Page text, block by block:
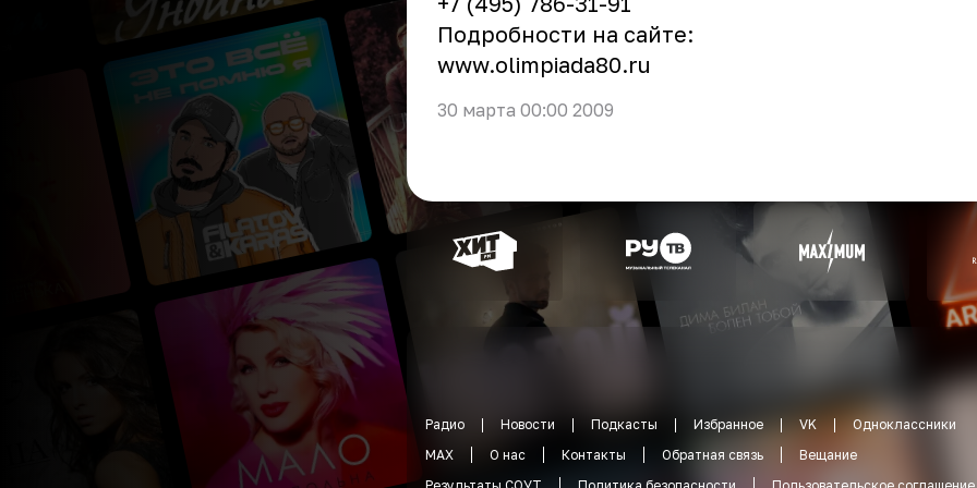
Подробности на сайте:
www.olimpiada80.ru
30 марта 00:00 2009
Радио Новости Подкасты Избранное VK
Одноклассники
MAX
О нас Контакты Обратная связь
Вещание